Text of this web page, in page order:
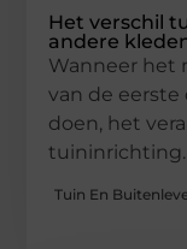
Het verschil
andere
Wanneer het
van de eerste
doen, het
Tuin En